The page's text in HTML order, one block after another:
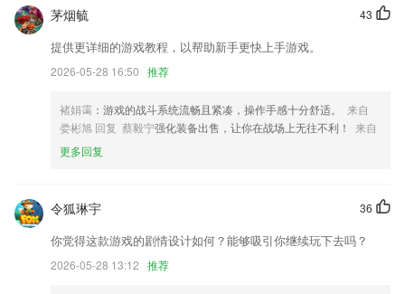
1分彩票app下载更新了什么?
VITA视频支持换封面啦～
1版本发布
增加了简易程序，优化了其他功能。
新增 设置>扫描二维码
流程优化与bug修正
联系我们
以上就是1分彩票app下载的介绍，如果您喜欢这款软件，您可以到应用
商店进行打分评论，说出您的使用经历，以帮助我们更好的对产品进行优
化修改。
43
茅烟毓
提供更详细的游戏教程，以帮助新手更快上手游戏。
2026-05-28 16:50 推荐
褚娟霭 ：游戏的战斗系统流畅且紧凑，操作手感十分舒适。
来自
娄彬旭 回复 蔡毅宁强化装备出售，让你在战场上无往不利！
来自
更多回复
36
令狐琳宇
你觉得这款游戏的剧情设计如何？能够吸引你继续玩下去吗？
2026-05-28 13:12 推荐